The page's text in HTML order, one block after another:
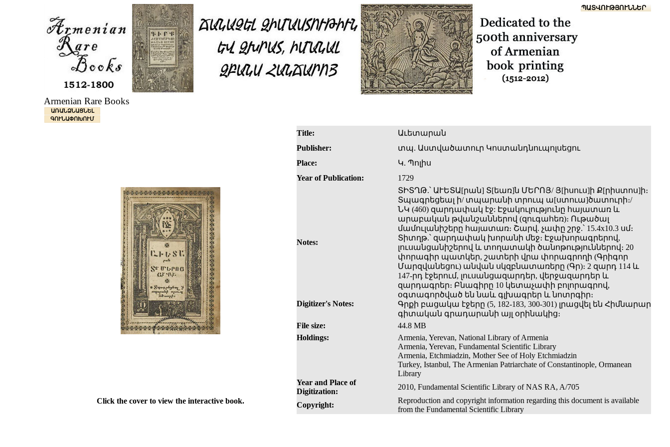
ՆԱԽԱՊԱՏՎՈՒԹՅՈՒՆՆԵՐ
Armenian Rare Books
ԱՌԱՆՁՆԱՑՆԵԼ
ԳՈՒՆԱՓՈԽՈՒՄ
Title:
Աւետարան
Publisher:
տպ. Աստվածատուր Կոստանդնուպոլսեցու
Place:
Կ. Պոլիս
Year of Publication:
1729
Notes:
ՏԻՏՂԹ.՝ ԱՒԵՏԱ[րան] Տ[եառ]ն ՄԵՐՈՅ/ Յ[իսուս]ի Ք[րիստոս]ի։
Տպագրեցեալ ի/ տպարանի տրուպ ա[ստուա]ծատուրի։/
ՆԿ (460) զարդափակ էջ: Էջակուլությունը հայատառ և
արաբական թվանշաններով (զուգահեռ)։ Ութածալ
մամուլանիշերը հայատառ։ Շարվ. չափը շրջ.՝ 15.4x10.3 սմ։
Տիտղթ.՝ զարդափակ խորանի մեջ։ Էջախորագրերով,
լուսանցանիշերով և տողատակի ծանոթություններով։ 20
փորագիր պատկեր, շատերի վրա փորագրողի (Գրիգոր
Մարզվանեցու) անվան սկզբնատառերը (Գր)։ 2 զարդ 114 և
147-րդ էջերում, լուսանցազարդեր, վերջազարդեր և
զարդագրեր։ Բնագիրը 10 կետաչափի բոլորագրով,
օգտագործված են նաև գլխագրեր և նոտրգիր։
Digitizer's Notes:
Գրքի բացակա էջերը (5, 182-183, 300-301) լրացվել են Հիմնարար
գիտական գրադարանի այլ օրինակից։
File size:
44.8 MB
Holdings:
Armenia, Yerevan, National Library of Armenia
Armenia, Yerevan, Fundamental Scientific Library
Armenia, Etchmiadzin, Mother See of Holy Etchmiadzin
Turkey, Istanbul, The Armenian Patriarchate of Constantinople, Ormanean
Library
Year and Place of
Digitization:
2010, Fundamental Scientific Library of NAS RA, A/705
Click the cover to view the interactive book.
Copyright:
Reproduction and copyright information regarding this document is available
from the Fundamental Scientific Library